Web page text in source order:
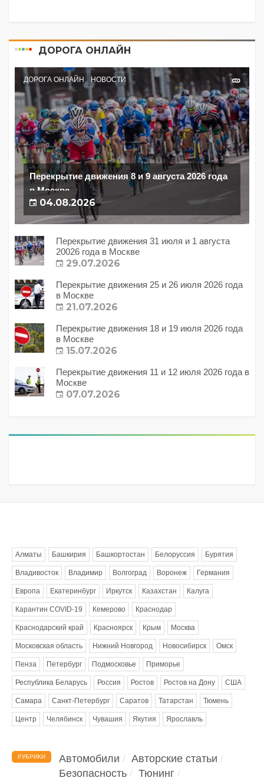
ДОРОГА ОНЛАЙН
ДОРОГА ОНЛАЙН НОВОСТИ
Перекрытие движения 8 и 9 августа 2026 года
в Москве
04.08.2026
Перекрытие движения 31 июля и 1 августа
20026 года в Москве
29.07.2026
Перекрытие движения 25 и 26 июля 2026 года
в Москве
21.07.2026
Перекрытие движения 18 и 19 июля 2026 года
в Москве
15.07.2026
Перекрытие движения 11 и 12 июля 2026 года в
Москве
07.07.2026
Алматы Башкирия Башкортостан Белоруссия Бурятия
Владивосток Владимир Волгоград Воронеж Германия
Европа Екатеринбург Иркутск Казахстан Калуга
Карантин COVID-19 Кемерово Краснодар
Краснодарский край Красноярск Крым Москва
Московская область Нижний Новгород Новосибирск Омск
Пенза Петербург Подмосковье Приморье
Республика Беларусь Россия Ростов Ростов на Дону США
Самара Санкт-Петербург Саратов Татарстан Тюмень
Центр Челябинск Чувашия Якутия Ярославль
РУБРИКИ Автомобили
Авторские статьи
Безопасность
Тюнинг